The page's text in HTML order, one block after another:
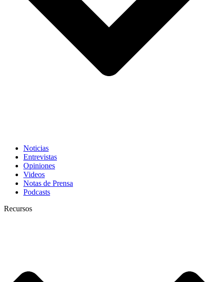
Noticias
Entrevistas
Opiniones
Videos
Notas de Prensa
Podcasts
Recursos